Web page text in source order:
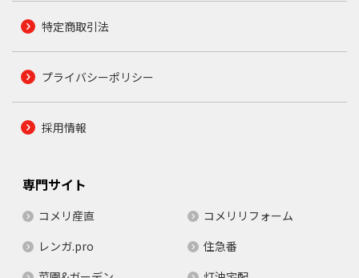
特定商取引法
プライバシーポリシー
採用情報
専門サイト
コメリ産直
コメリリフォーム
レンガ.pro
住急番